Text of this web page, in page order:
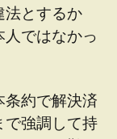
法とするか
人ではなかっ
条約で解決済
で強調して持